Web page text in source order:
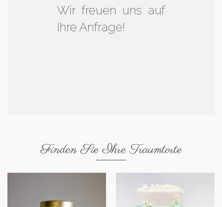
Wir freuen uns auf
Ihre Anfrage!
Finden Sie Ihre Traumtorte